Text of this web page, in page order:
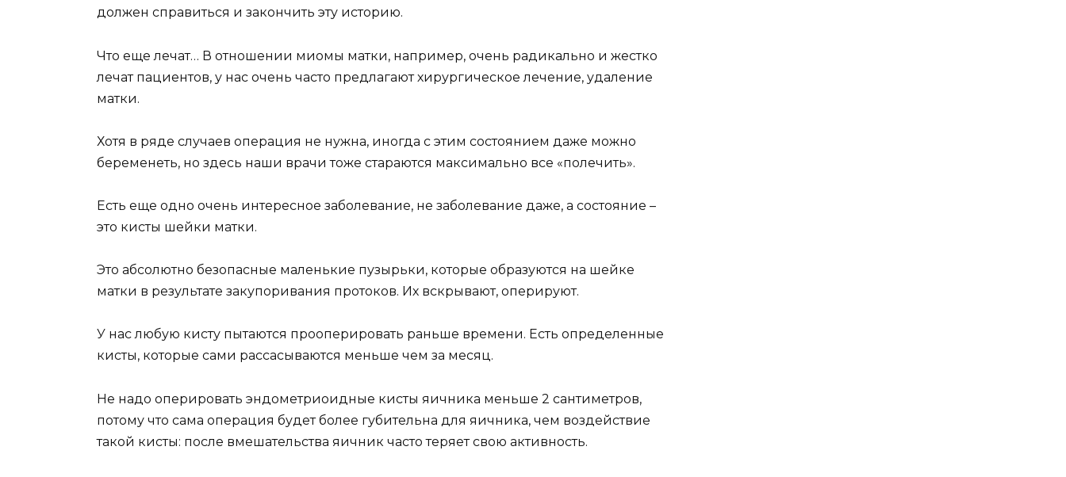
должен справиться и закончить эту историю.
Что еще лечат… В отношении миомы матки, например, очень радикально и жестко
лечат пациентов, у нас очень часто предлагают хирургическое лечение, удаление
матки.
Хотя в ряде случаев операция не нужна, иногда с этим состоянием даже можно
беременеть, но здесь наши врачи тоже стараются максимально все «полечить».
Есть еще одно очень интересное заболевание, не заболевание даже, а состояние –
это кисты шейки матки.
Это абсолютно безопасные маленькие пузырьки, которые образуются на шейке
матки в результате закупоривания протоков. Их вскрывают, оперируют.
У нас любую кисту пытаются прооперировать раньше времени. Есть определенные
кисты, которые сами рассасываются меньше чем за месяц.
Не надо оперировать эндометриоидные кисты яичника меньше 2 сантиметров,
потому что сама операция будет более губительна для яичника, чем воздействие
такой кисты: после вмешательства яичник часто теряет свою активность.